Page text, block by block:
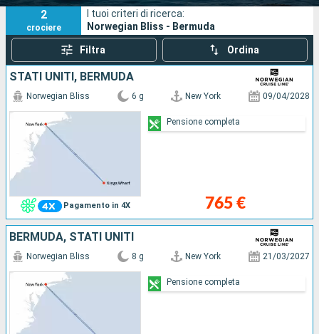
Ricerca
2
crociere
I tuoi criteri di ricerca:
Norwegian Bliss - Bermuda
Filtra Ordina
STATI UNITI, BERMUDA
Pagamento in 4X
Norwegian Bliss 6 g New York 09/04/2028
765 €
Pensione completa
BERMUDA, STATI UNITI
Norwegian Bliss 8 g New York 21/03/2027
Pensione completa